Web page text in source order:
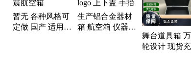
箱、服装道具箱、运输储备箱、通讯设备箱、五金工
箱、铝合金航空箱、产品展示箱、物资器材箱
暂无 各种风格可
定做 国产 适用
生产铝合金器材
箱 航空箱 仪器
舞台道具箱
轮设计 现货